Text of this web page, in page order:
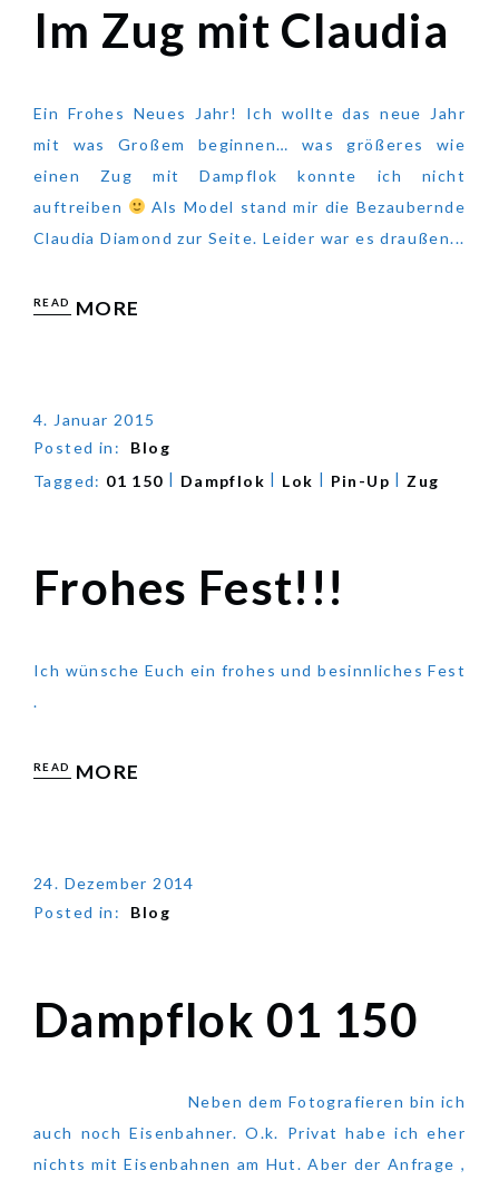
Im Zug mit Claudia
Im Zug mit Claudia
Ein Frohes Neues Jahr! Ich wollte das neue Jahr
mit was Großem beginnen… was größeres wie
einen Zug mit Dampflok konnte ich nicht
auftreiben
Als Model stand mir die Bezaubernde
Claudia Diamond zur Seite. Leider war es draußen...
READ MORE
4. Januar 2015
Posted in:
Blog
Tagged: 01 150 | Dampflok | Lok | Pin-Up | Zug
Frohes Fest!!!
Frohes Fest!!!
Ich wünsche Euch ein frohes und besinnliches Fest
.
READ MORE
24. Dezember 2014
Posted in:
Blog
Dampflok 01 150
Dampflok 01 150
Neben dem Fotografieren bin ich
auch noch Eisenbahner. O.k. Privat habe ich eher
nichts mit Eisenbahnen am Hut. Aber der Anfrage ,